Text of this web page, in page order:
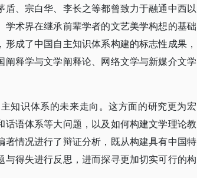
、宗白华、李长之等都曾致力于融通中西以
术界在继承前辈学者的文艺美学构想的基础
成了中国自主知识体系构建的标志性成果，
释学与文学阐释论、网络文学与新媒介文学
知识体系的未来走向。这方面的研究更为宏
语体系等大问题，以及如何构建文学理论教
情况进行了辩证分析，既从构建具有中国特
得失进行反思，进而探寻更加切实可行的构